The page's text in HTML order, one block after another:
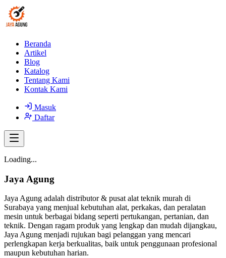
Beranda
Artikel
Blog
Katalog
Tentang Kami
Kontak Kami
Masuk
Daftar
Loading...
Jaya Agung
Jaya Agung adalah distributor & pusat alat teknik murah di
Surabaya yang menjual kebutuhan alat, perkakas, dan peralatan
mesin untuk berbagai bidang seperti pertukangan, pertanian, dan
teknik. Dengan ragam produk yang lengkap dan mudah dijangkau,
Jaya Agung menjadi rujukan bagi pelanggan yang mencari
perlengkapan kerja berkualitas, baik untuk penggunaan profesional
maupun kebutuhan harian.